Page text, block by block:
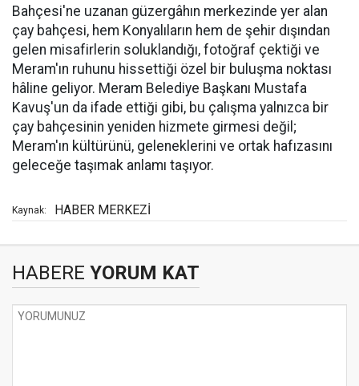
Bahçesi'ne uzanan güzergâhın merkezinde yer alan
çay bahçesi, hem Konyalıların hem de şehir dışından
gelen misafirlerin soluklandığı, fotoğraf çektiği ve
Meram'ın ruhunu hissettiği özel bir buluşma noktası
hâline geliyor. Meram Belediye Başkanı Mustafa
Kavuş'un da ifade ettiği gibi, bu çalışma yalnızca bir
çay bahçesinin yeniden hizmete girmesi değil;
Meram'ın kültürünü, geleneklerini ve ortak hafızasını
geleceğe taşımak anlamı taşıyor.
Kaynak: HABER MERKEZİ
HABERE YORUM KAT